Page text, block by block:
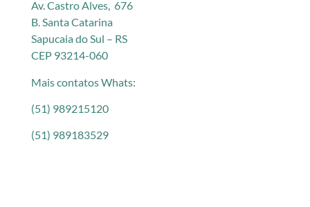
Av. Castro Alves, 676
B. Santa Catarina
Sapucaia do Sul – RS
CEP 93214-060
Mais contatos Whats:
(51) 989215120
(51) 989183529